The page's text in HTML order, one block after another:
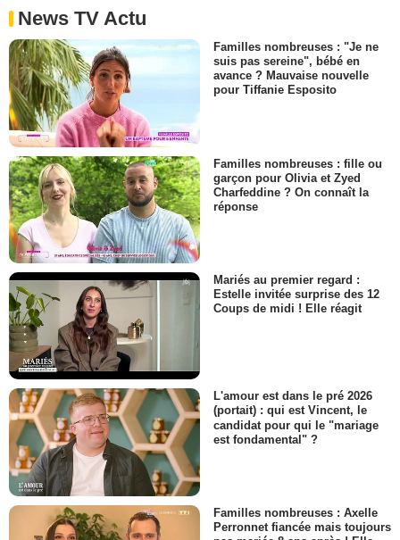
News TV Actu
Familles nombreuses : "Je ne
suis pas sereine", bébé en
avance ? Mauvaise nouvelle
pour Tiffanie Esposito
Familles nombreuses : fille ou
garçon pour Olivia et Zyed
Charfeddine ? On connaît la
réponse
Mariés au premier regard :
Estelle invitée surprise des 12
Coups de midi ! Elle réagit
L'amour est dans le pré 2026
(portait) : qui est Vincent, le
candidat pour qui le "mariage
est fondamental" ?
Familles nombreuses : Axelle
Perronnet fiancée mais toujours